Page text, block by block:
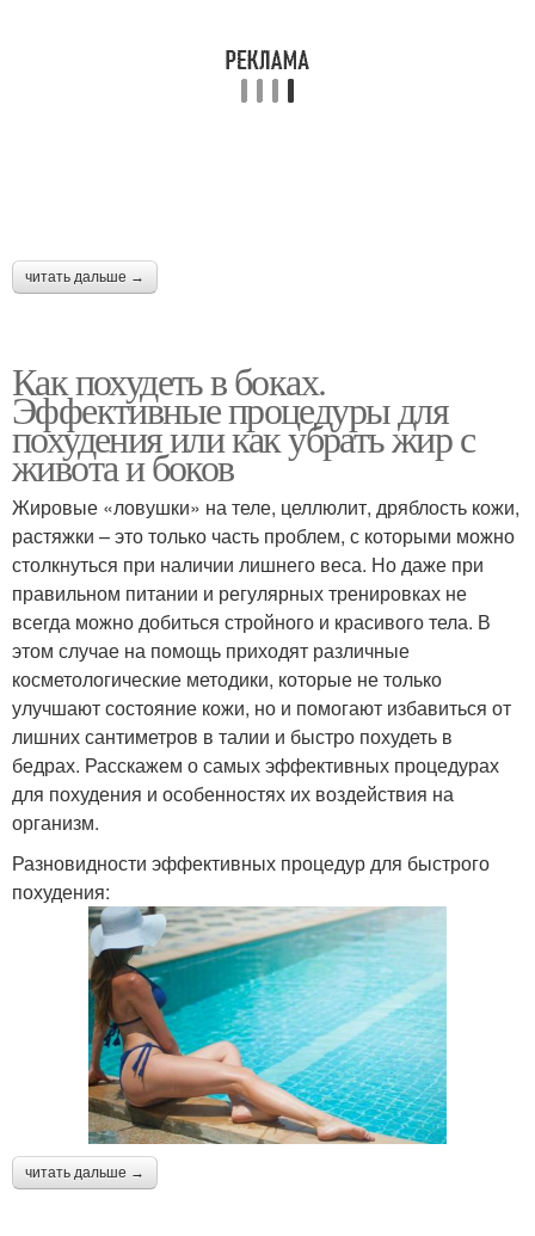
читать дальше →
Как похудеть в боках.
Эффективные процедуры для
похудения или как убрать жир с
живота и боков
Жировые «ловушки» на теле, целлюлит, дряблость кожи,
растяжки – это только часть проблем, с которыми можно
столкнуться при наличии лишнего веса. Но даже при
правильном питании и регулярных тренировках не
всегда можно добиться стройного и красивого тела. В
этом случае на помощь приходят различные
косметологические методики, которые не только
улучшают состояние кожи, но и помогают избавиться от
лишних сантиметров в талии и быстро похудеть в
бедрах. Расскажем о самых эффективных процедурах
для похудения и особенностях их воздействия на
организм.
Разновидности эффективных процедур для быстрого
похудения:
читать дальше →